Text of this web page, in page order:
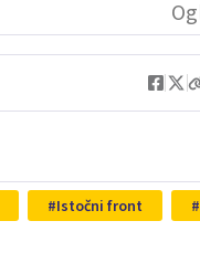
Istočni front